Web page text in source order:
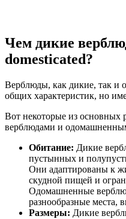
Чем дикие
domesticated?
Верблюды, как дикие, так и
общих характеристик, но
Вот некоторые из основных
верблюдами и
Обитание: Дикие
пустынных и
Они адаптированы к
скудной пищей и
Одомашненные
разнообразные места,
Размеры: Дикие